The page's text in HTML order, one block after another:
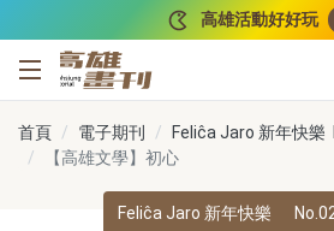
高雄活動好好玩
高雄畫刊
首頁 電子期刊
Feliĉa Jaro 新年快樂
【高雄文學】初心
Feliĉa Jaro 新年快樂